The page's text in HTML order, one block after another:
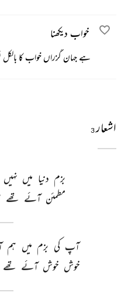
خواب دیکھنا
ہے جہان گزراں خواب کا بالکل
اشعار3
بزم دنیا میں نہیں
مطمئن آئے تھے
آپ کی بزم میں ہم
خوش خوش آئے تھے